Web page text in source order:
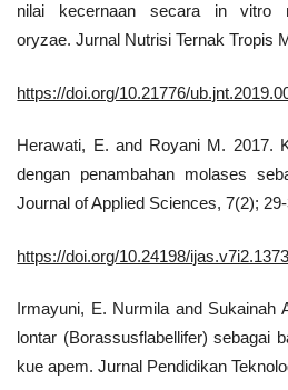
nilai kecernaan secara in vitro
oryzae. Jurnal Nutrisi Ternak Tropis
https://doi.org/10.21776/
Herawati, E. and Royani M. 2017.
dengan penambahan molases
Journal of Applied Sciences, 7(2);
https://doi.org/10.24198/
Irmayuni, E. Nurmila and Sukainah
lontar (Borassusflabellifer) sebagai
kue apem. Jurnal Pendidikan